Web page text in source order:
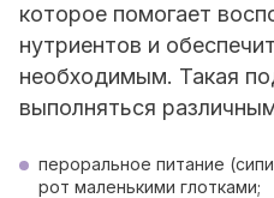
которое помогает
нутриентов и
необходимым. Такая
выполняться
пероральное питание
рот маленькими глотками;